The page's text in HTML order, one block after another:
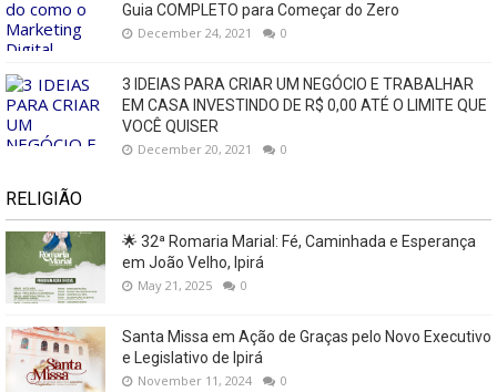
Guia COMPLETO para Começar do Zero
December 24, 2021 0
3 IDEIAS PARA CRIAR UM NEGÓCIO E TRABALHAR
EM CASA INVESTINDO DE R$ 0,00 ATÉ O LIMITE QUE
VOCÊ QUISER
December 20, 2021 0
RELIGIÃO
🌟 32ª Romaria Marial: Fé, Caminhada e Esperança
em João Velho, Ipirá
May 21, 2025 0
Santa Missa em Ação de Graças pelo Novo Executivo
e Legislativo de Ipirá
November 11, 2024 0